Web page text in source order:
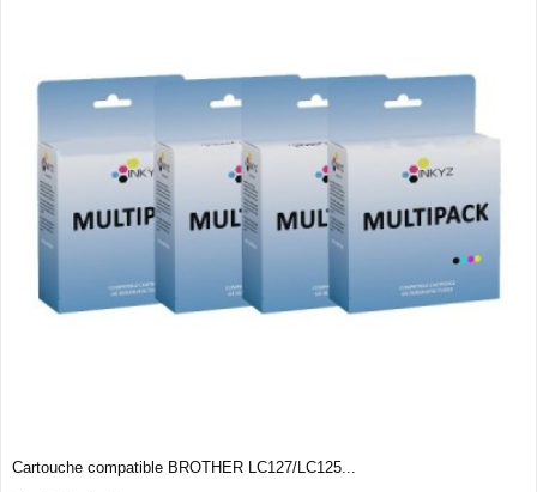
Cartouche compatible BROTHER LC127/LC125...